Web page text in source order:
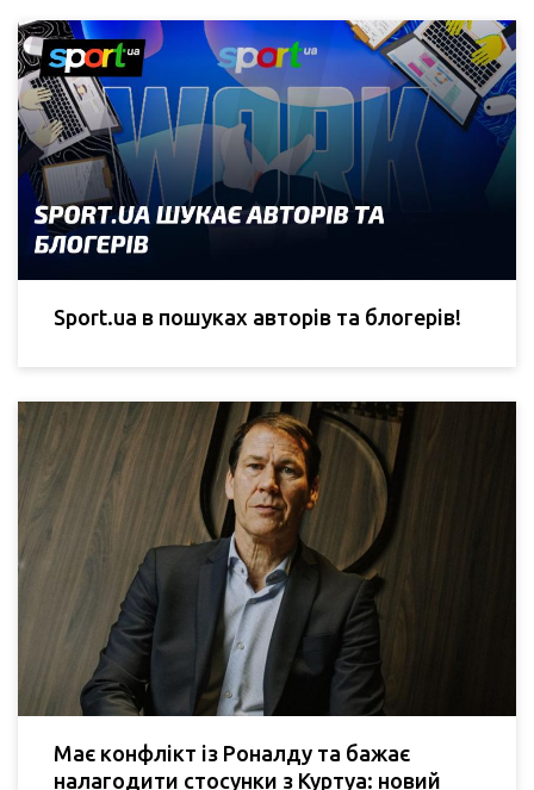
Sport.ua в пошуках авторів та блогерів!
Має конфлікт із Роналду та бажає
налагодити стосунки з Куртуа: новий